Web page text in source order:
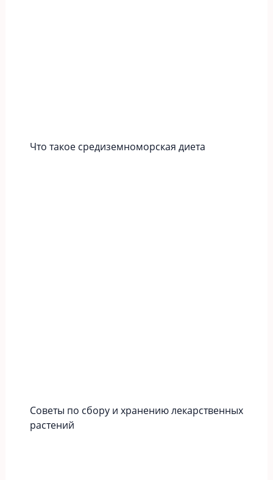
Что такое средиземноморская диета
Советы по сбору и хранению лекарственных
растений